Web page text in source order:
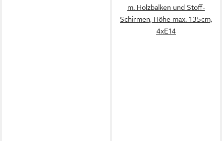
m. Holzbalken und Stoff-
Schirmen, Höhe max. 135cm,
4xE14